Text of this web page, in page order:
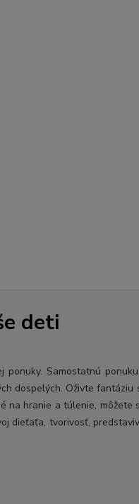
deti
Samostatnú
dospelých. Oživte fantáziu
na hranie a túlenie, môžete
dieťaťa, tvorivosť,